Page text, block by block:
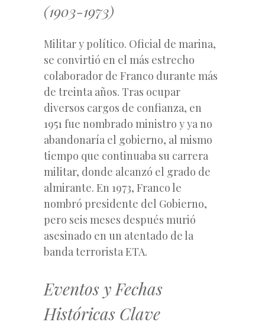
(1903-1973)
Militar y político. Oficial de marina,
se convirtió en el más estrecho
colaborador de Franco durante más
de treinta años. Tras ocupar
diversos cargos de confianza, en
1951 fue nombrado ministro y ya no
abandonaría el gobierno, al mismo
tiempo que continuaba su carrera
militar, donde alcanzó el grado de
almirante. En 1973, Franco le
nombró presidente del Gobierno,
pero seis meses después murió
asesinado en un atentado de la
banda terrorista ETA.
Eventos y Fechas
Históricas Clave